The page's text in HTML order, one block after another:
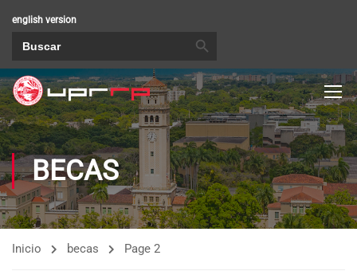
english version
BECAS
Inicio becas Page 2